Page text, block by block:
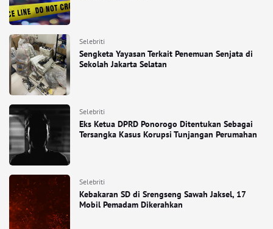
Selebriti
Sengketa Yayasan Terkait Penemuan Senjata di
Sekolah Jakarta Selatan
Selebriti
Eks Ketua DPRD Ponorogo Ditentukan Sebagai
Tersangka Kasus Korupsi Tunjangan Perumahan
Selebriti
Kebakaran SD di Srengseng Sawah Jaksel, 17
Mobil Pemadam Dikerahkan